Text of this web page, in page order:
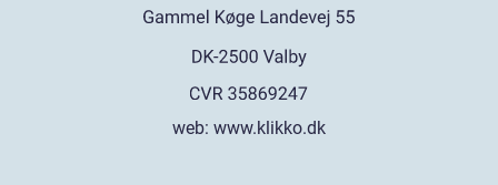
web: www.klikko.dk